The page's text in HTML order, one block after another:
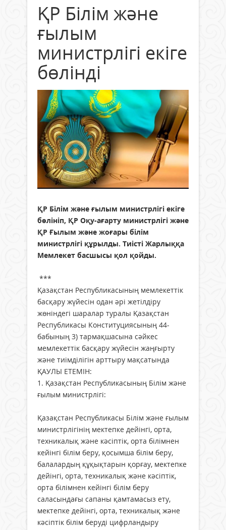
ҚР Білім және
ғылым
министрлігі екіге
бөлінді
ҚР Білім және ғылым министрлігі екіге
бөлініп, ҚР Оқу-ағарту министрлігі және
ҚР Ғылым және жоғары білім
министрлігі құрылды. Тиісті Жарлыққа
Мемлекет басшысы қол қойды.
***
Қазақстан Республикасының мемлекеттік
басқару жүйесін одан әрі жетілдіру
жөніндегі шаралар туралы Қазақстан
Республикасы Конституциясының 44-
бабының 3) тармақшасына сәйкес
мемлекеттік басқару жүйесін жаңғырту
және тиімділігін арттыру мақсатында
ҚАУЛЫ ЕТЕМІН:
1. Қазақстан Республикасының Білім және
ғылым министрлігі:
Қазақстан Республикасы Білім және ғылым
министрлігінің мектепке дейінгі, орта,
техникалық және кәсіптік, орта білімнен
кейінгі білім беру, қосымша білім беру,
балалардың құқықтарын қорғау, мектепке
дейінгі, орта, техникалық және кәсіптік,
орта білімнен кейінгі білім беру
саласындағы сапаны қамтамасыз ету,
мектепке дейінгі, орта, техникалық және
кәсіптік білім беруді цифрландыру